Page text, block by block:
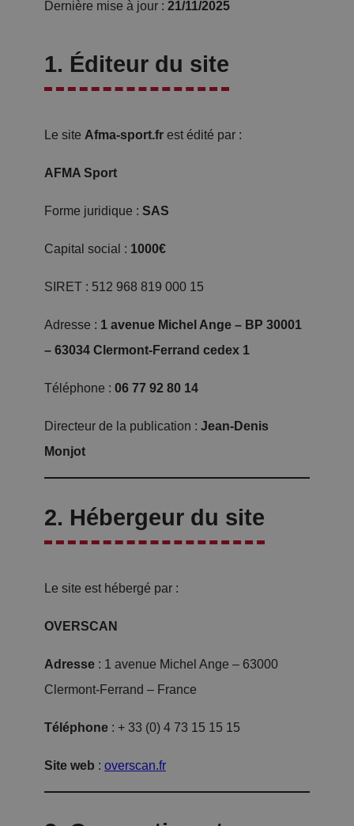
Dernière mise à jour : 21/11/2025
1. Éditeur du site
Le site Afma-sport.fr est édité par :
AFMA Sport
Forme juridique : SAS
Capital social : 1000€
SIRET : 512 968 819 000 15
Adresse : 1 avenue Michel Ange – BP 30001
– 63034 Clermont-Ferrand cedex 1
Téléphone : 06 77 92 80 14
Directeur de la publication : Jean-Denis
Monjot
2. Hébergeur du site
Le site est hébergé par :
OVERSCAN
Adresse : 1 avenue Michel Ange – 63000
Clermont-Ferrand – France
Téléphone : + 33 (0) 4 73 15 15 15
Site web : overscan.fr